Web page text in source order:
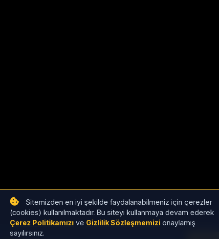
Sitemizden en iyi şekilde faydalanabilmeniz için çerezler
(cookies) kullanılmaktadır. Bu siteyi kullanmaya devam ederek
Çerez Politikamızı ve Gizlilik Sözleşmemizi onaylamış
sayılırsınız.